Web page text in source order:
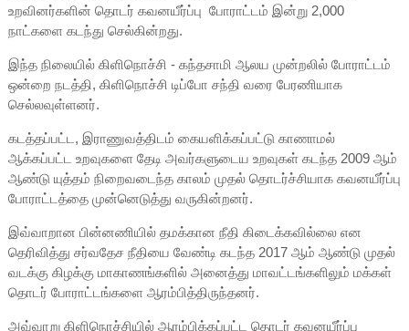
உறவினர்களின் தொடர் கவனயீர்ப்பு போராட்டம் இன்று 2,000
நாட்களை கடந்து செல்கின்றது.
இந்த நிலையில் கிளிநொச்சி - கந்தசாமி ஆலய முன்றலில் போராட்டம்
ஒன்றை நடத்தி, கிளிநொச்சி டிப்போ சந்தி வரை பேரணியாக
செல்லவுள்ளனர்.
கடத்தப்பட்ட, இராணுவத்திடம் கையளிக்கப்பட்டு காணாமல்
ஆக்கப்பட்ட உறவுகளை தேடி அவர்களுடைய உறவுகள் கடந்த 2009 ஆம்
ஆண்டு யுத்தம் நிறைவடைந்த காலம் முதல் தொடர்ச்சியாக கவனயீர்ப்பு
போராட்டத்தை முன்னெடுத்து வருகின்றனர்.
இவ்வாறான பின்னணியில் தமக்கான நீதி கிடைக்கவில்லை என
தெரிவித்து சர்வதேச நீதியை வேண்டி கடந்த 2017 ஆம் ஆண்டு முதல்
வடக்கு கிழக்கு மாகாணங்களில் அனைத்து மாவட்டங்களிலும் மக்கள்
தொடர் போராட்டங்களை ஆரம்பித்திருந்தனர்.
அவ்வாறு கிளிநொச்சியில் ஆரம்பிக்கப்பட்ட தொடர் கவனயீர்ப்பு